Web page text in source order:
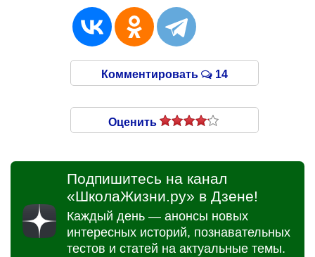
Комментировать 14
Оценить
Подпишитесь на канал
«ШколаЖизни.ру» в Дзене!
Каждый день — анонсы новых
интересных историй, познавательных
тестов и статей на актуальные темы.